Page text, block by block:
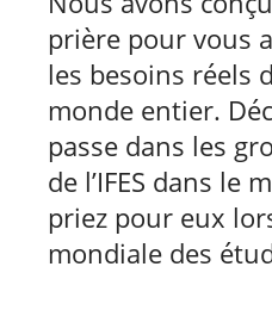
prière pour vous
les besoins réels
monde entier.
passe dans les
de l’IFES dans le
priez pour eux
mondiale des